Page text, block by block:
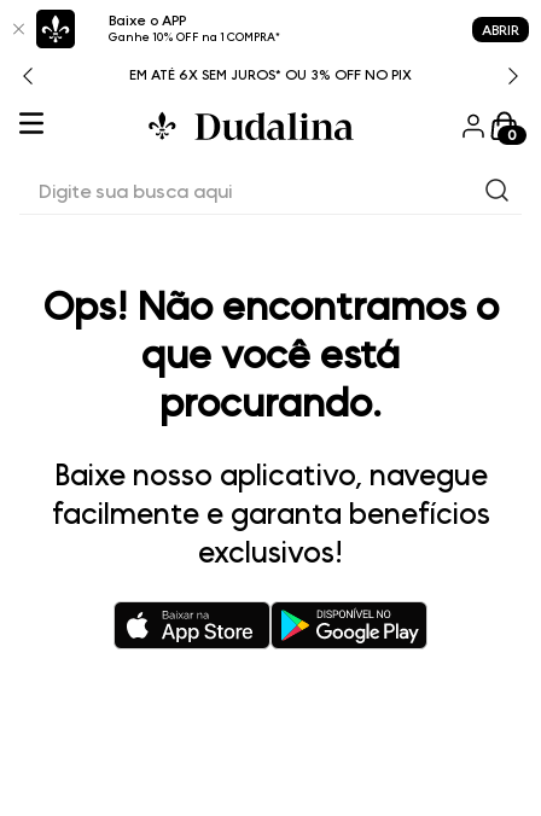
Baixe o APP
Ganhe 10% OFF na 1 COMPRA* ABRIR
EM ATÉ 6X SEM JUROS* OU 3% OFF NO PIX
0
Ops! Não encontramos o
que você está
procurando.
Baixe nosso aplicativo, navegue
facilmente e garanta benefícios
exclusivos!